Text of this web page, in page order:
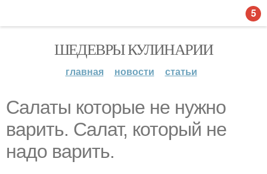
ШЕДЕВРЫ КУЛИНАРИИ
главная новости статьи
Салаты которые не нужно
варить. Салат, который не
надо варить.
5